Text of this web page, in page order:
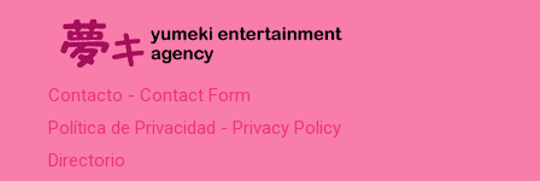
Contacto - Contact Form
Política de Privacidad - Privacy Policy
Directorio